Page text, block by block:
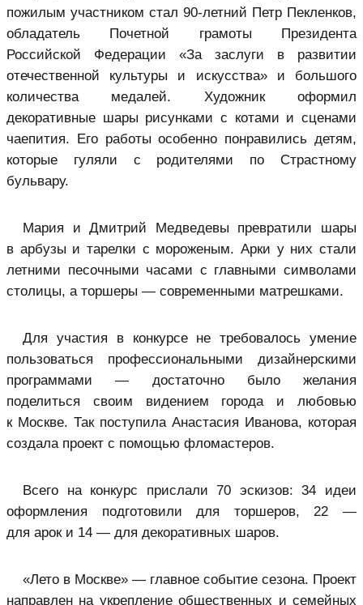
пожилым участником стал 90-летний Петр Пекленков,
обладатель Почетной грамоты Президента
Российской Федерации «За заслуги в развитии
отечественной культуры и искусства» и большого
количества медалей. Художник оформил
декоративные шары рисунками с котами и сценами
чаепития. Его работы особенно понравились детям,
которые гуляли с родителями по Страстному
бульвару.
Мария и Дмитрий Медведевы превратили шары
в арбузы и тарелки с мороженым. Арки у них стали
летними песочными часами с главными символами
столицы, а торшеры — современными матрешками.
Для участия в конкурсе не требовалось умение
пользоваться профессиональными дизайнерскими
программами — достаточно было желания
поделиться своим видением города и любовью
к Москве. Так поступила Анастасия Иванова, которая
создала проект с помощью фломастеров.
Всего на конкурс прислали 70 эскизов: 34 идеи
оформления подготовили для торшеров, 22 —
для арок и 14 — для декоративных шаров.
«Лето в Москве» — главное событие сезона. Проект
направлен на укрепление общественных и семейных